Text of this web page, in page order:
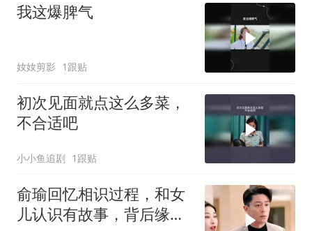
我这爆脾气
奻奻剪影 1跟贴
初次见面就点这么多菜，
不合适吧
小小鱼追剧 1跟贴
俞瑜回忆相识过程，和女
儿认识有故事，背后缘由